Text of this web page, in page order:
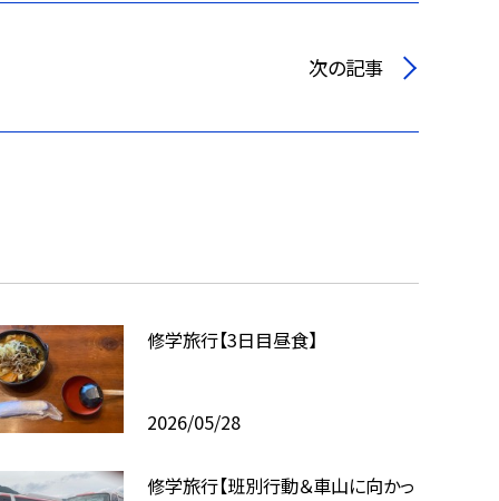
次の記事
修学旅行【3日目昼食】
2026/05/28
修学旅行【班別行動＆車山に向かっ